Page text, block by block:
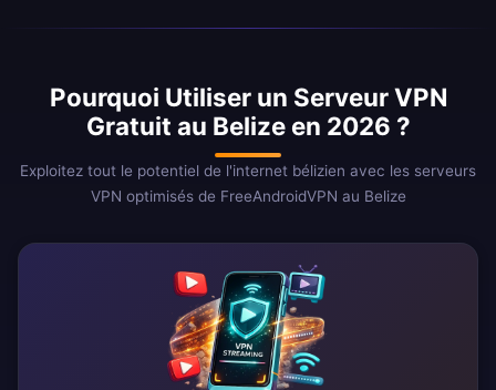
Pourquoi Utiliser un Serveur VPN
Gratuit au Belize en 2026 ?
Exploitez tout le potentiel de l'internet bélizien avec les serveurs
VPN optimisés de FreeAndroidVPN au Belize